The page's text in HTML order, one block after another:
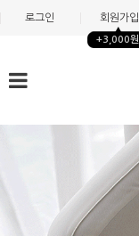
로그인 회원가입
+3,000원